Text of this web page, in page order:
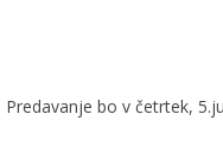
bo v četrtek,